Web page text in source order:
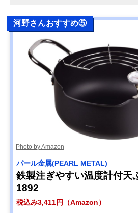
河野さんおすすめ⑤
Photo by Amazon
パール金属(PEARL METAL)
鉄製注ぎやすい温度計付天
1892
税込み3,411円（Amazon）